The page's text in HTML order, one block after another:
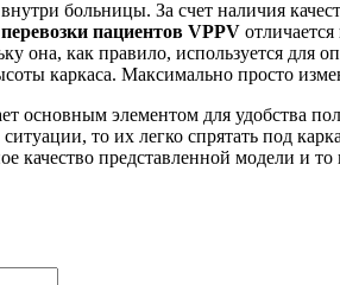
больницы. За счет наличия
пациентов VPPV
она, как правило, используется
каркаса. Максимально просто
основным элементом для удобства
то их легко спрятать под
качество представленной модели и